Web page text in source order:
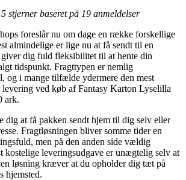
stjerner baseret på 19 anmeldelser
foreslår nu om dage en række forskellige
almindelige er lige nu at få sendt til en
dig fuld fleksibilitet til at hente din
tidspunkt. Fragttypen er nemlig
og i mange tilfælde ydermere den mest
ved køb af Fantasy Karton Lyselilla
ark.
dig at få pakken sendt hjem til dig selv eller
Fragtløsningen bliver somme tider en
men på den anden side vældig
kostelige leveringsudgave er unægtelig selv at
løsning kræver at du opholder dig tæt på
hjemsted.